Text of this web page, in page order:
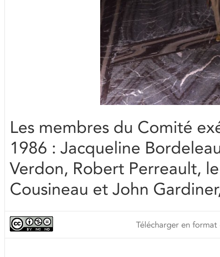
Les membres du Comité
1986 : Jacqueline
Verdon, Robert Perreault,
Cousineau et John
Télécharger en